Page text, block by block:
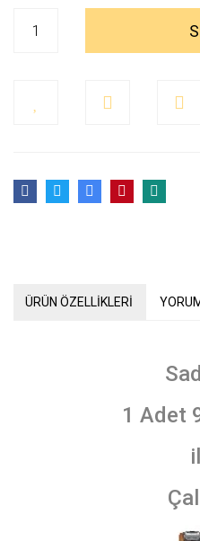
ÜRÜN ÖZELLİKLERİ
1 Adet